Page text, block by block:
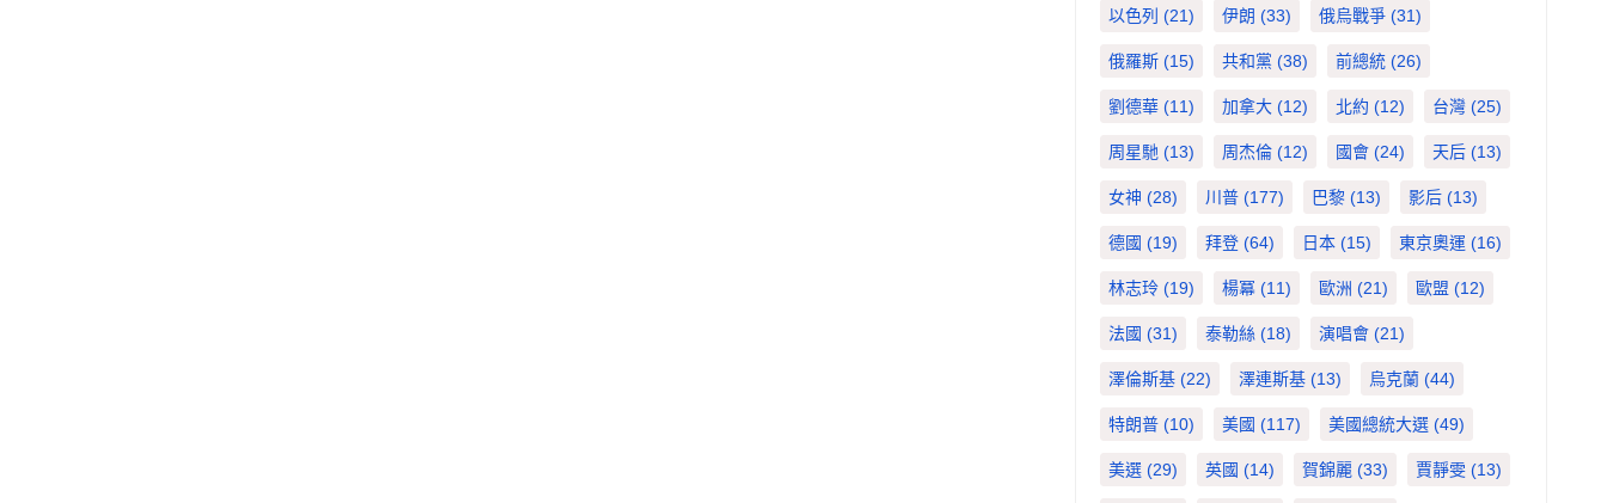
以色列 (21) 伊朗 (33) 俄烏戰爭 (31)
俄羅斯 (15) 共和黨 (38) 前總統 (26)
劉德華 (11) 加拿大 (12) 北約 (12) 台灣 (25)
周星馳 (13) 周杰倫 (12) 國會 (24) 天后 (13)
女神 (28) 川普 (177) 巴黎 (13) 影后 (13)
德國 (19) 拜登 (64) 日本 (15) 東京奧運 (16)
林志玲 (19) 楊冪 (11) 歐洲 (21) 歐盟 (12)
法國 (31) 泰勒絲 (18) 演唱會 (21)
澤倫斯基 (22) 澤連斯基 (13) 烏克蘭 (44)
特朗普 (10) 美國 (117) 美國總統大選 (49)
美選 (29) 英國 (14) 賀錦麗 (33) 賈靜雯 (13)